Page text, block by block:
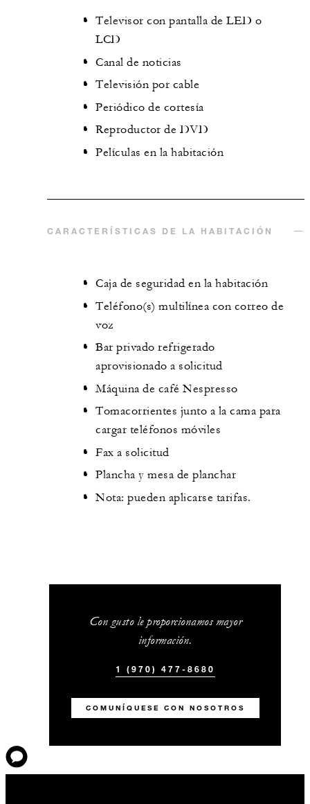
Televisor con pantalla de LED o
LCD
Canal de noticias
Televisión por cable
Periódico de cortesía
Reproductor de DVD
Películas en la habitación
CARACTERÍSTICAS DE LA HABITACIÓN
Caja de seguridad en la habitación
Teléfono(s) multilínea con correo de
voz
Bar privado refrigerado
aprovisionado a solicitud
Máquina de café Nespresso
Tomacorrientes junto a la cama para
cargar teléfonos móviles
Fax a solicitud
Plancha y mesa de planchar
Nota: pueden aplicarse tarifas.
Con gusto le proporcionamos mayor
información.
1 (970) 477-8680
COMUNÍQUESE CON NOSOTROS